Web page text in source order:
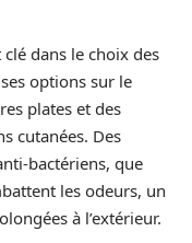
dans le choix des
options sur le
plates et des
cutanées. Des
bactériens, que
les odeurs, un
à l’extérieur.